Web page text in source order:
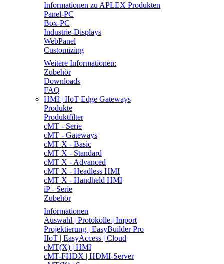
Informationen zu APLEX Produkten
Panel-PC
Box-PC
Industrie-Displays
WebPanel
Customizing
Weitere Informationen:
Zubehör
Downloads
FAQ
HMI | IIoT Edge Gateways
Produkte
Produktfilter
cMT - Serie
cMT - Gateways
cMT X - Basic
cMT X - Standard
cMT X - Advanced
cMT X - Headless HMI
cMT X - Handheld HMI
iP - Serie
Zubehör
Informationen
Auswahl | Protokolle | Import
Projektierung | EasyBuilder Pro
IIoT | EasyAccess | Cloud
cMT(X) | HMI
cMT-FHDX | HDMI-Server